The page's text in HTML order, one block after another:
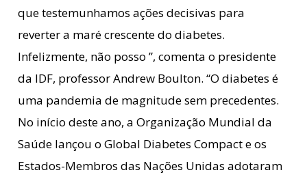
que testemunhamos ações decisivas para
reverter a maré crescente do diabetes.
Infelizmente, não posso ”, comenta o presidente
da IDF, professor Andrew Boulton. “O diabetes é
uma pandemia de magnitude sem precedentes.
No início deste ano, a Organização Mundial da
Saúde lançou o Global Diabetes Compact e os
Estados-Membros das Nações Unidas adotaram